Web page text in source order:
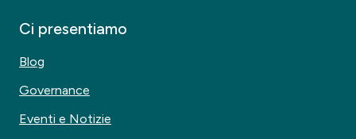
Ci presentiamo
Blog
Governance
Eventi e Notizie